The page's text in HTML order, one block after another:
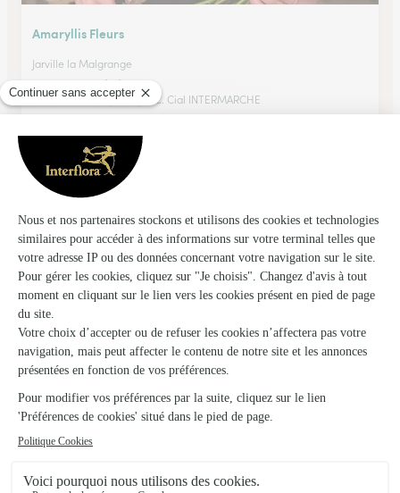
Amaryllis Fleurs
Jarville la Malgrange
★ ★ ★ ★ ★
4.8 (67)
115, rue de la République C. Cial INTERMARCHE
Voir la boutique
Merlino Fleurs Sandra
Golbey
★★★★★ 4.3 (104)
Voir la boutique